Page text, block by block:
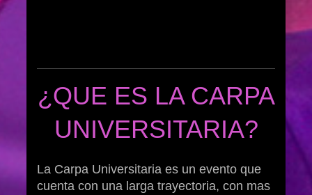
¿QUE ES LA CARPA
UNIVERSITARIA?
La Carpa Universitaria es un evento que
cuenta con una larga trayectoria, con mas